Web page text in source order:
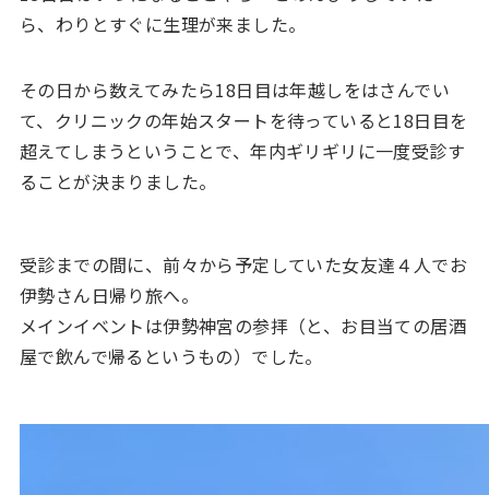
ら、わりとすぐに生理が来ました。
その日から数えてみたら18日目は年越しをはさんでい
て、クリニックの年始スタートを待っていると18日目を
超えてしまうということで、年内ギリギリに一度受診す
ることが決まりました。
受診までの間に、前々から予定していた女友達４人でお
伊勢さん日帰り旅へ。
メインイベントは伊勢神宮の参拝（と、お目当ての居酒
屋で飲んで帰るというもの）でした。